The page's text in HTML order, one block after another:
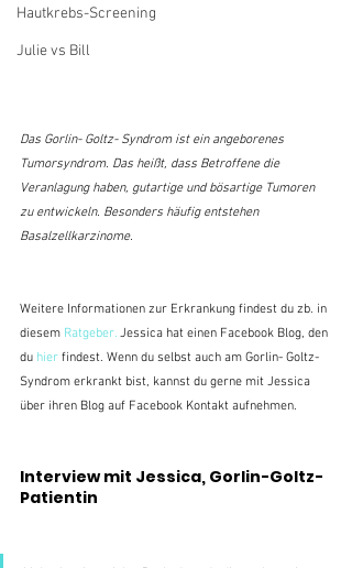
Hautkrebs-Screening
Julie vs Bill
Das Gorlin- Goltz- Syndrom ist ein angeborenes
Tumorsyndrom. Das heißt, dass Betroffene die
Veranlagung haben, gutartige und bösartige Tumoren
zu entwickeln. Besonders häufig entstehen
Basalzellkarzinome.
Weitere Informationen zur Erkrankung findest du zb. in
diesem Ratgeber. Jessica hat einen Facebook Blog, den
du hier findest. Wenn du selbst auch am Gorlin- Goltz-
Syndrom erkrankt bist, kannst du gerne mit Jessica
über ihren Blog auf Facebook Kontakt aufnehmen.
Interview mit Jessica, Gorlin-Goltz-
Patientin